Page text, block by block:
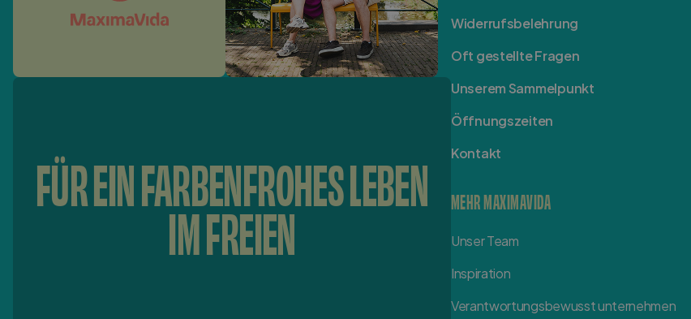
FÜR EIN FARBENFROHES LEBEN
IM FREIEN
Widerrufsbelehrung
Oft gestellte Fragen
Unserem Sammelpunkt
Öffnungszeiten
Kontakt
MEHR MAXIMAVIDA
Unser Team
Inspiration
Verantwortungsbewusst unternehmen